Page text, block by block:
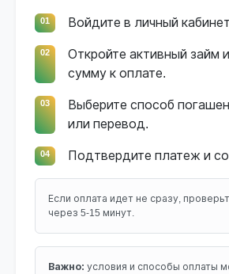
01 Войдите в личный
02
Откройте активный займ
сумму к оплате.
03
Выберите способ
или перевод.
04 Подтвердите платеж и
Если оплата идет не сразу,
через 5-15 минут.
Важно: условия и способы оплаты